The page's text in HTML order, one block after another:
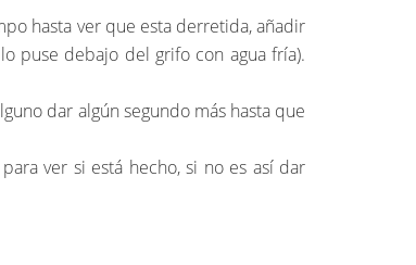
hasta ver que esta derretida, añadir
puse debajo del grifo con agua fría).
dar algún segundo más hasta que
ver si está hecho, si no es así dar